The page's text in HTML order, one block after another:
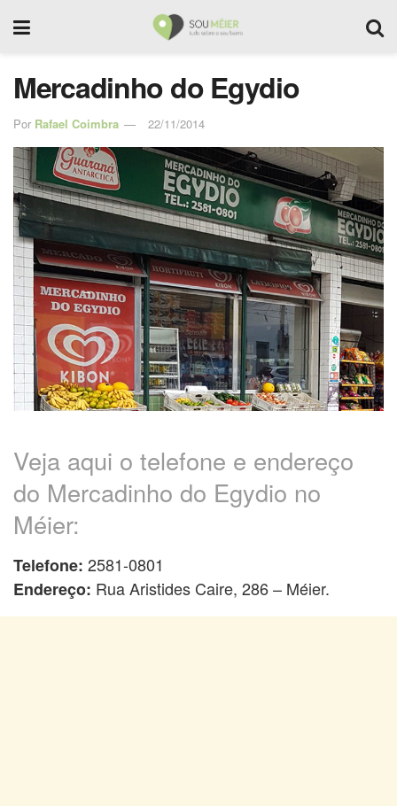
Mercadinho do Egydio
Por Rafael Coimbra 22/11/2014
Veja aqui o telefone e endereço
do Mercadinho do Egydio no
Méier:
Telefone: 2581-0801
Endereço: Rua Aristides Caire, 286 – Méier.